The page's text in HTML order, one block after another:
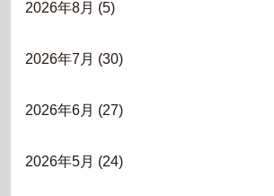
2026年8月 (5)
2026年7月 (30)
2026年6月 (27)
2026年5月 (24)